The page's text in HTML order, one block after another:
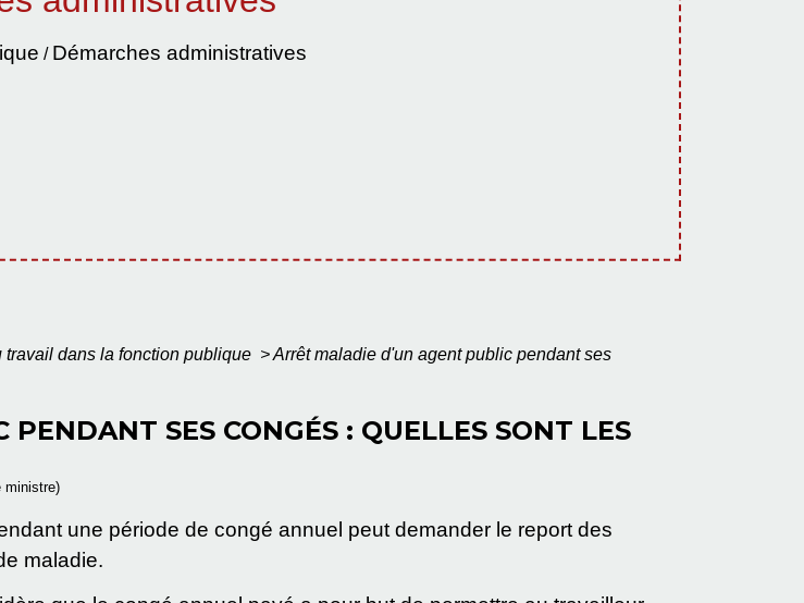
/ Démarches administratives
dans la fonction publique >Arrêt maladie d'un agent public pendant ses
SES CONGÉS : QUELLES SONT LES
ministre)
une période de congé annuel peut demander le report des
maladie.